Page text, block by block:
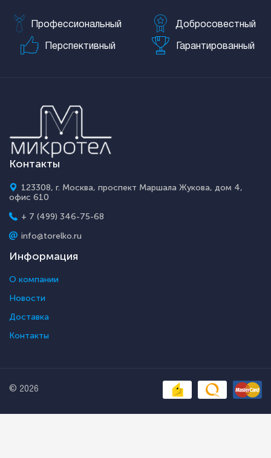
Профессиональный Добросовестный
Перспективный Гарантированный
Контакты
123308, г. Москва, проспект Маршала Жукова, дом 4,
офис 610
+ 7 (499) 346-75-68
info@torelko.ru
Информация
О компании
Новости
Доставка
Контакты
© 2026